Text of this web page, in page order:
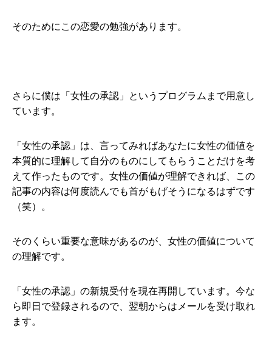
そのためにこの恋愛の勉強があります。
さらに僕は「女性の承認」というプログラムまで用意し
ています。
「女性の承認」は、言ってみればあなたに女性の価値を
本質的に理解して自分のものにしてもらうことだけを考
えて作ったものです。女性の価値が理解できれば、この
記事の内容は何度読んでも首がもげそうになるはずです
（笑）。
そのくらい重要な意味があるのが、女性の価値について
の理解です。
「女性の承認」の新規受付を現在再開しています。今な
ら即日で登録されるので、翌朝からはメールを受け取れ
ます。